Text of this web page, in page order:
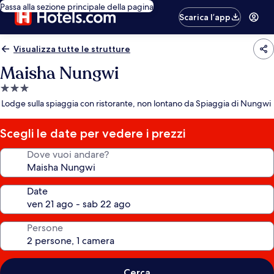
Passa alla sezione principale della pagina
Scarica l’app
Visualizza tutte le strutture
Maisha Nungwi
Struttura
a
stelle
Lodge sulla spiaggia con ristorante, non lontano da Spiaggia di Nungwi
Scegli le date per vedere i prezzi
Dove vuoi andare?
Date
Persone